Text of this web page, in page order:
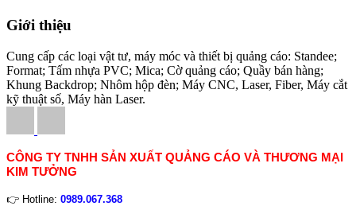
Giới thiệu
Cung cấp các loại vật tư, máy móc và thiết bị quảng cáo: Standee;
Format; Tấm nhựa PVC; Mica; Cờ quảng cáo; Quầy bán hàng;
Khung Backdrop; Nhôm hộp đèn; Máy CNC, Laser, Fiber, Máy cắt
kỹ thuật số, Máy hàn Laser.
CÔNG TY TNHH SẢN XUẤT QUẢNG CÁO VÀ THƯƠNG MẠI
KIM TƯỞNG
👉 Hotline: 0989.067.368